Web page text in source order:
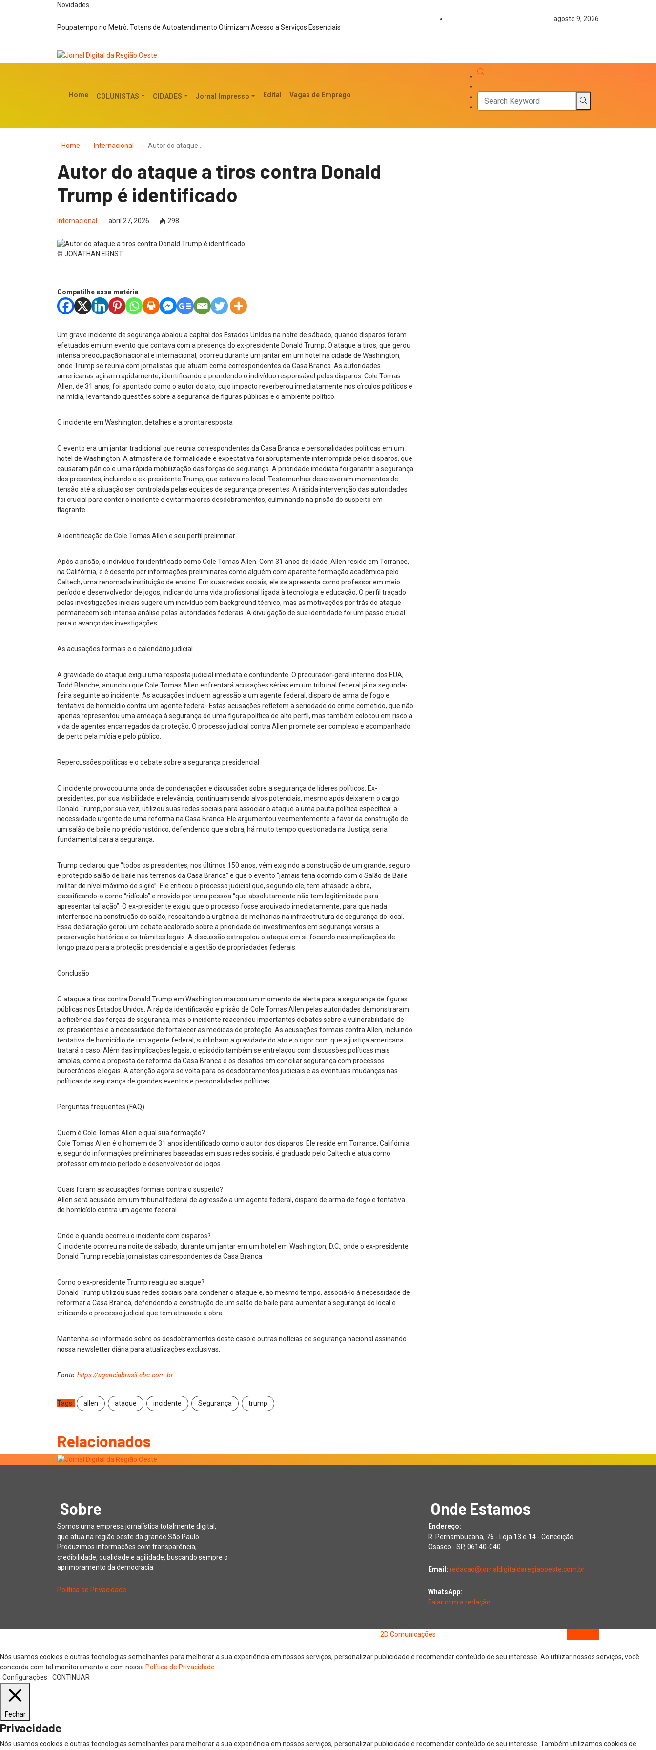
Novidades
Poupatempo no Metrô: Totens de Autoatendimento Otimizam Acesso a Serviços Essenciais
agosto 9, 2026
Home COLUNISTAS CIDADES Jornal Impresso Edital Vagas de Emprego
Home Internacional Autor do ataque…
Autor do ataque a tiros contra Donald
Trump é identificado
Internacional abril 27, 2026 298
© JONATHAN ERNST
Compatilhe essa matéria
Um grave incidente de segurança abalou a capital dos Estados Unidos na noite de sábado, quando disparos foram
efetuados em um evento que contava com a presença do ex-presidente Donald Trump. O ataque a tiros, que gerou
intensa preocupação nacional e internacional, ocorreu durante um jantar em um hotel na cidade de Washington,
onde Trump se reunia com jornalistas que atuam como correspondentes da Casa Branca. As autoridades
americanas agiram rapidamente, identificando e prendendo o indivíduo responsável pelos disparos. Cole Tomas
Allen, de 31 anos, foi apontado como o autor do ato, cujo impacto reverberou imediatamente nos círculos políticos e
na mídia, levantando questões sobre a segurança de figuras públicas e o ambiente político.
O incidente em Washington: detalhes e a pronta resposta
O evento era um jantar tradicional que reunia correspondentes da Casa Branca e personalidades políticas em um
hotel de Washington. A atmosfera de formalidade e expectativa foi abruptamente interrompida pelos disparos, que
causaram pânico e uma rápida mobilização das forças de segurança. A prioridade imediata foi garantir a segurança
dos presentes, incluindo o ex-presidente Trump, que estava no local. Testemunhas descreveram momentos de
tensão até a situação ser controlada pelas equipes de segurança presentes. A rápida intervenção das autoridades
foi crucial para conter o incidente e evitar maiores desdobramentos, culminando na prisão do suspeito em
flagrante.
A identificação de Cole Tomas Allen e seu perfil preliminar
Após a prisão, o indivíduo foi identificado como Cole Tomas Allen. Com 31 anos de idade, Allen reside em Torrance,
na Califórnia, e é descrito por informações preliminares como alguém com aparente formação acadêmica pelo
Caltech, uma renomada instituição de ensino. Em suas redes sociais, ele se apresenta como professor em meio
período e desenvolvedor de jogos, indicando uma vida profissional ligada à tecnologia e educação. O perfil traçado
pelas investigações iniciais sugere um indivíduo com background técnico, mas as motivações por trás do ataque
permanecem sob intensa análise pelas autoridades federais. A divulgação de sua identidade foi um passo crucial
para o avanço das investigações.
As acusações formais e o calendário judicial
A gravidade do ataque exigiu uma resposta judicial imediata e contundente. O procurador-geral interino dos EUA,
Todd Blanche, anunciou que Cole Tomas Allen enfrentará acusações sérias em um tribunal federal já na segunda-
feira seguinte ao incidente. As acusações incluem agressão a um agente federal, disparo de arma de fogo e
tentativa de homicídio contra um agente federal. Estas acusações refletem a seriedade do crime cometido, que não
apenas representou uma ameaça à segurança de uma figura política de alto perfil, mas também colocou em risco a
vida de agentes encarregados da proteção. O processo judicial contra Allen promete ser complexo e acompanhado
de perto pela mídia e pelo público.
Repercussões políticas e o debate sobre a segurança presidencial
O incidente provocou uma onda de condenações e discussões sobre a segurança de líderes políticos. Ex-
presidentes, por sua visibilidade e relevância, continuam sendo alvos potenciais, mesmo após deixarem o cargo.
Donald Trump, por sua vez, utilizou suas redes sociais para associar o ataque a uma pauta política específica: a
necessidade urgente de uma reforma na Casa Branca. Ele argumentou veementemente a favor da construção de
um salão de baile no prédio histórico, defendendo que a obra, há muito tempo questionada na Justiça, seria
fundamental para a segurança.
Trump declarou que “todos os presidentes, nos últimos 150 anos, vêm exigindo a construção de um grande, seguro
e protegido salão de baile nos terrenos da Casa Branca” e que o evento “jamais teria ocorrido com o Salão de Baile
militar de nível máximo de sigilo”. Ele criticou o processo judicial que, segundo ele, tem atrasado a obra,
classificando-o como “ridículo” e movido por uma pessoa “que absolutamente não tem legitimidade para
apresentar tal ação”. O ex-presidente exigiu que o processo fosse arquivado imediatamente, para que nada
interferisse na construção do salão, ressaltando a urgência de melhorias na infraestrutura de segurança do local.
Essa declaração gerou um debate acalorado sobre a prioridade de investimentos em segurança versus a
preservação histórica e os trâmites legais. A discussão extrapolou o ataque em si, focando nas implicações de
longo prazo para a proteção presidencial e a gestão de propriedades federais.
Conclusão
O ataque a tiros contra Donald Trump em Washington marcou um momento de alerta para a segurança de figuras
públicas nos Estados Unidos. A rápida identificação e prisão de Cole Tomas Allen pelas autoridades demonstraram
a eficiência das forças de segurança, mas o incidente reacendeu importantes debates sobre a vulnerabilidade de
ex-presidentes e a necessidade de fortalecer as medidas de proteção. As acusações formais contra Allen, incluindo
tentativa de homicídio de um agente federal, sublinham a gravidade do ato e o rigor com que a justiça americana
tratará o caso. Além das implicações legais, o episódio também se entrelaçou com discussões políticas mais
amplas, como a proposta de reforma da Casa Branca e os desafios em conciliar segurança com processos
burocráticos e legais. A atenção agora se volta para os desdobramentos judiciais e as eventuais mudanças nas
políticas de segurança de grandes eventos e personalidades políticas.
Perguntas frequentes (FAQ)
Quem é Cole Tomas Allen e qual sua formação?
Cole Tomas Allen é o homem de 31 anos identificado como o autor dos disparos. Ele reside em Torrance, Califórnia,
e, segundo informações preliminares baseadas em suas redes sociais, é graduado pelo Caltech e atua como
professor em meio período e desenvolvedor de jogos.
Quais foram as acusações formais contra o suspeito?
Allen será acusado em um tribunal federal de agressão a um agente federal, disparo de arma de fogo e tentativa
de homicídio contra um agente federal.
Onde e quando ocorreu o incidente com disparos?
O incidente ocorreu na noite de sábado, durante um jantar em um hotel em Washington, D.C., onde o ex-presidente
Donald Trump recebia jornalistas correspondentes da Casa Branca.
Como o ex-presidente Trump reagiu ao ataque?
Donald Trump utilizou suas redes sociais para condenar o ataque e, ao mesmo tempo, associá-lo à necessidade de
reformar a Casa Branca, defendendo a construção de um salão de baile para aumentar a segurança do local e
criticando o processo judicial que tem atrasado a obra.
Mantenha-se informado sobre os desdobramentos deste caso e outras notícias de segurança nacional assinando
nossa newsletter diária para atualizações exclusivas.
Fonte:https://agenciabrasil.ebc.com.br
Tags: allen ataque incidente Segurança trump
Relacionados
Sobre
Somos uma empresa jornalística totalmente digital,
que atua na região oeste da grande São Paulo.
Produzimos informações com transparência,
credibilidade, qualidade e agilidade, buscando sempre o
aprimoramento da democracia.
Política de Privacidade
Onde Estamos
Endereço:
R. Pernambucana, 76 - Loja 13 e 14 - Conceição,
Osasco - SP, 06140-040
Email: redacao@jornaldigitaldaregiaooeste.com.br
WhatsApp:
Falar com a redação
2D Comunicações
Nós usamos cookies e outras tecnologias semelhantes para melhorar a sua experiência em nossos serviços, personalizar publicidade e recomendar conteúdo de seu interesse. Ao utilizar nossos serviços, você
concorda com tal monitoramento e com nossa Política de Privacidade
Configurações
CONTINUAR
Fechar
Privacidade
Nós usamos cookies e outras tecnologias semelhantes para melhorar a sua experiência em nossos serviços, personalizar publicidade e recomendar conteúdo de seu interesse. Também utilizamos cookies de